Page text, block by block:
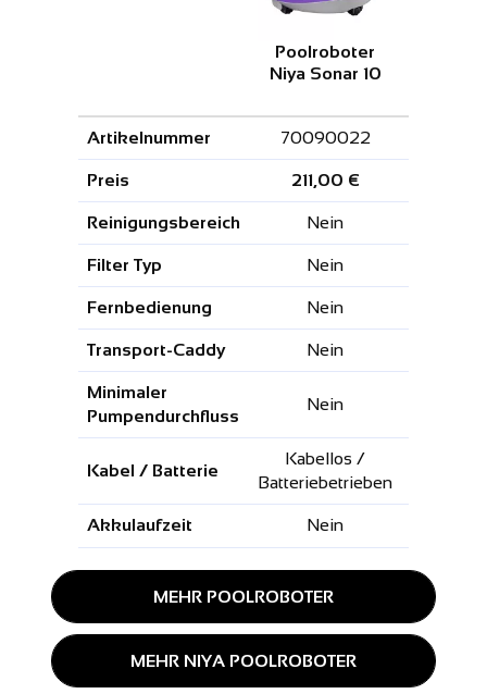
Poolroboter
Niya Sonar 10
Artikelnummer 70090022
Preis 211,00 €
Reinigungsbereich Nein
Filter Typ Nein
Fernbedienung Nein
Transport-Caddy Nein
Minimaler
Pumpendurchfluss
Nein
Kabel / Batterie
Kabellos /
Batteriebetrieben
Akkulaufzeit Nein
MEHR POOLROBOTER
MEHR NIYA POOLROBOTER